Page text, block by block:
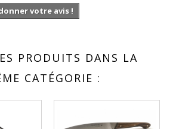
votre avis !
PRODUITS DANS LA
CATÉGORIE :